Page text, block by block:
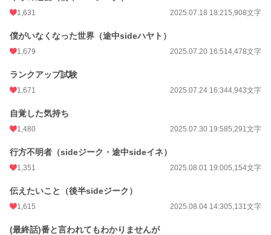
1,631 2025.07.18 18:215,908文字
僕がいなくなった世界（途中sideハヤト）
1,679 2025.07.20 16:514,478文字
ランクアップ試験
1,671 2025.07.24 16:344,943文字
自覚した気持ち
1,480 2025.07.30 19:585,291文字
行方不明者（sideジーク・途中sideイネ）
1,351 2025.08.01 19:005,154文字
伝えたいこと（後半sideジーク）
1,615 2025.08.04 14:305,131文字
(最終話)番と言われてもわかりませんが